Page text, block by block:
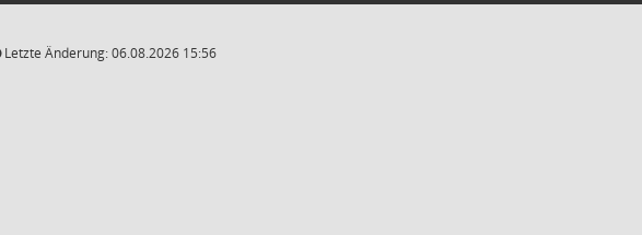
Letzte Änderung: 06.08.2026 15:56